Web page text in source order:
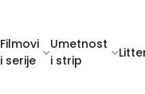
Filmovi
i serije
Umetnost
i strip